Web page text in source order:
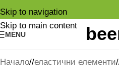
Skip to navigation
Skip to main content
MENU
Начало/ еластични елементи/